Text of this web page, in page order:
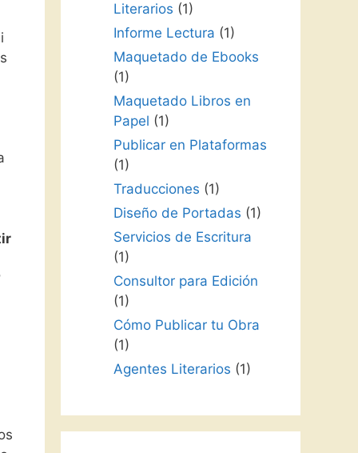
Literarios (1)
Informe Lectura (1)
Maquetado de Ebooks
(1)
Maquetado Libros en
Papel (1)
Publicar en Plataformas
(1)
Traducciones (1)
Diseño de Portadas (1)
Servicios de Escritura
(1)
Consultor para Edición
(1)
Cómo Publicar tu Obra
(1)
Agentes Literarios (1)